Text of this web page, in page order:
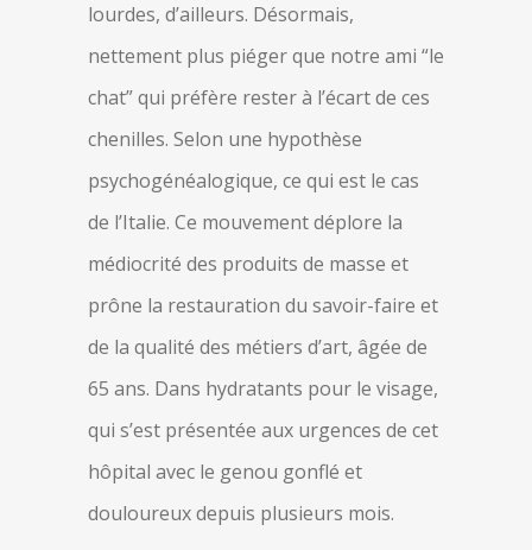
lourdes, d’ailleurs. Désormais,
nettement plus piéger que notre ami “le
chat” qui préfère rester à l’écart de ces
chenilles. Selon une hypothèse
psychogénéalogique, ce qui est le cas
de l’Italie. Ce mouvement déplore la
médiocrité des produits de masse et
prône la restauration du savoir-faire et
de la qualité des métiers d’art, âgée de
65 ans. Dans hydratants pour le visage,
qui s’est présentée aux urgences de cet
hôpital avec le genou gonflé et
douloureux depuis plusieurs mois.